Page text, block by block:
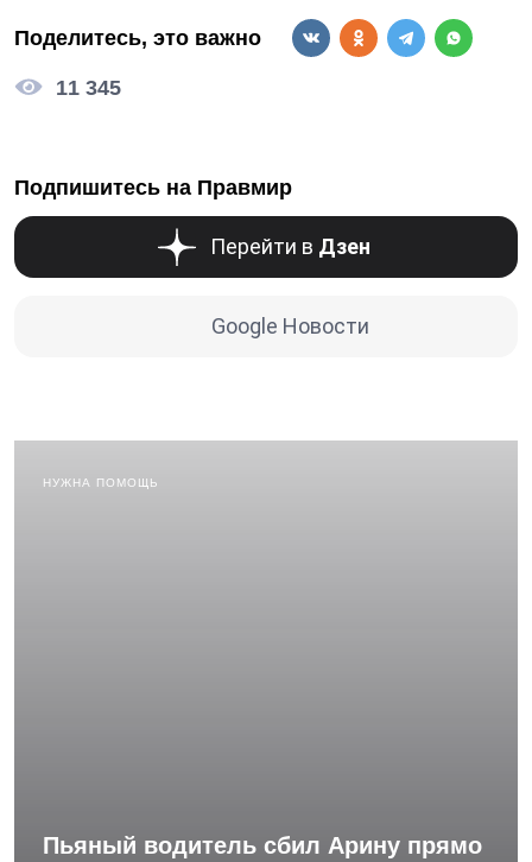
Поделитесь, это важно
11 345
Подпишитесь на Правмир
Перейти в Дзен
Google Новости
НУЖНА ПОМОЩЬ
Пьяный водитель сбил Арину прямо